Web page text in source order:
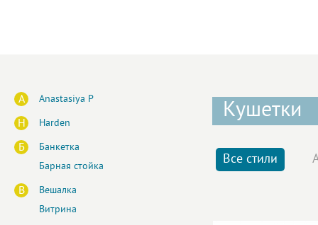
A Anastasiya P
H Harden
Б
Банкетка
Барная стойка
В
Вешалка
Витрина
Кушетки
Все стили